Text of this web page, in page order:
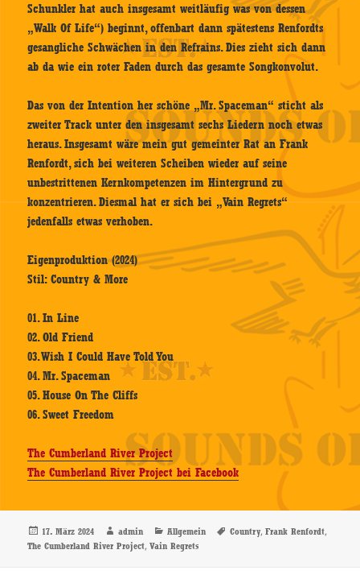
Schunkler hat auch insgesamt weitläufig was von dessen
„Walk Of Life“) beginnt, offenbart dann spätestens Renfordts
gesangliche Schwächen in den Refrains. Dies zieht sich dann
ab da wie ein roter Faden durch das gesamte Songkonvolut.
Das von der Intention her schöne „Mr. Spaceman“ sticht als
zweiter Track unter den insgesamt sechs Liedern noch etwas
heraus. Insgesamt wäre mein gut gemeinter Rat an Frank
Renfordt, sich bei weiteren Scheiben wieder auf seine
unbestrittenen Kernkompetenzen im Hintergrund zu
konzentrieren. Diesmal hat er sich bei „Vain Regrets“
jedenfalls etwas verhoben.
Eigenproduktion (2024)
Stil: Country & More
01. In Line
02. Old Friend
03. Wish I Could Have Told You
04. Mr. Spaceman
05. House On The Cliffs
06. Sweet Freedom
The Cumberland River Project
The Cumberland River Project bei Facebook
Veröffentlicht
am
17. März 2024 Autor
admin Kategorien
Allgemein Schlagwörter
Country,Frank Renfordt,
The Cumberland River Project,Vain Regrets